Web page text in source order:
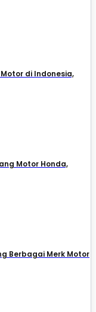
di Indonesia,
Motor Honda,
Berbagai Merk Motor